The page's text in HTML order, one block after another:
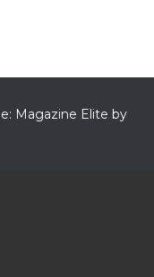
Magazine Elite by